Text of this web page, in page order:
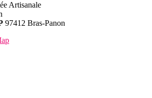
Artisanale
97412 Bras-Panon